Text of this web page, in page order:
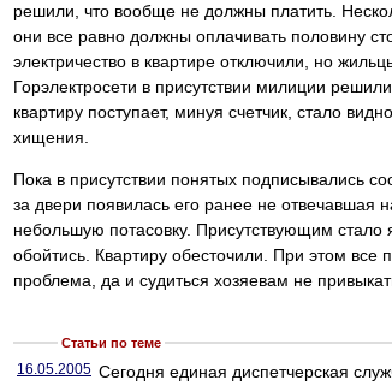
решили, что вообще не должны платить.
они все равно должны оплачивать половину
электричество в квартире отключили, но
Горэлектросети в присутствии милиции
квартиру поступает, минуя счетчик, стало
хищения.
Пока в присутствии понятых подписывались
за двери появилась его ранее не отвечавшая
небольшую потасовку. Присутствующим
обойтись. Квартиру обесточили. При этом все
проблема, да и судиться хозяевам не
Статьи по теме
16.05.2005 Сегодня единая диспетчерская